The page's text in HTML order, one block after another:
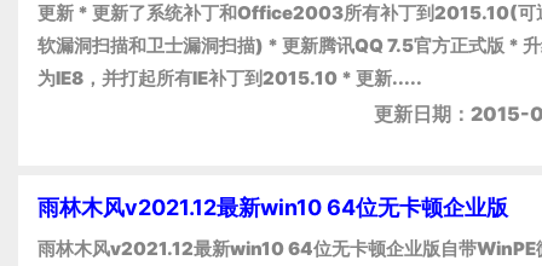
更新 * 更新了系统补丁和Office2003所有补丁到2015.10(可
软漏洞扫描和卫士漏洞扫描) * 更新腾讯QQ 7.5官方正式版 *
为IE8，并打起所有IE补丁到2015.10 * 更新.....
更新日期：
雨林木风v2021.12最新win10 64位无卡顿企业版
雨林木风v2021.12最新win10 64位无卡顿企业版自带WinPE